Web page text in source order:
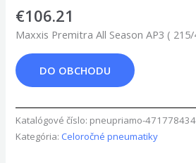
€106.21
Maxxis Premitra All Season AP3 ( 215/
DO OBCHODU
Katalógové číslo: pneupriamo-
Kategória: Celoročné pneumatiky